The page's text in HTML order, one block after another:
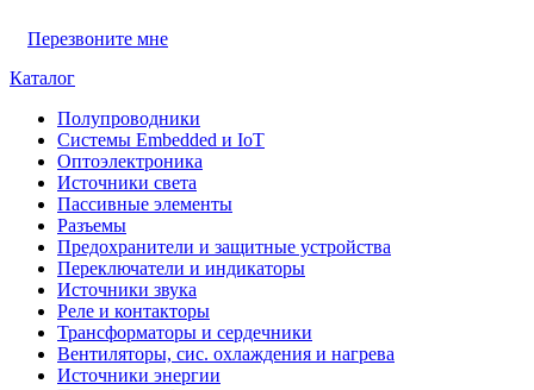
Перезвоните мне
Каталог
Полупроводники
Системы Embedded и IoT
Oптоэлектроника
Источники света
Пассивные элементы
Разъeмы
Предохранители и защитные устройства
Переключатели и индикаторы
Источники звука
Реле и контакторы
Трансформаторы и сердечники
Вентиляторы, сис. охлаждения и нагрева
Источники энергии